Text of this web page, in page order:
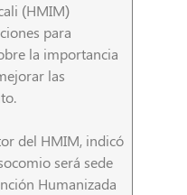
(HMIM)
para
la importancia
las
del HMIM, indicó
será sede
Humanizada